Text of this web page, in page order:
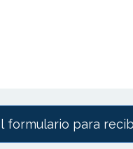
formulario para